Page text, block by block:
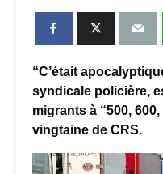
“C’était
syndicale policière,
migrants à “500,
vingtaine de CRS.